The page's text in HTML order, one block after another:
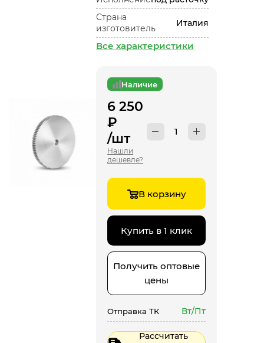
Страна
изготовитель
Италия
Все характеристики
Наличие
6 250
₽
/шт
Нашли
дешевле?
В корзину
Купить в 1 клик
Получить оптовые
цены
Отправка ТК Вт/Пт
Рассчитать